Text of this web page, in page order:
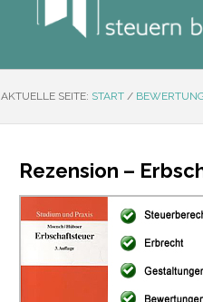
AKTUELLE SEITE: START /
Rezension –